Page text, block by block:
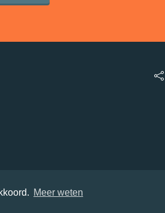
Meer weten